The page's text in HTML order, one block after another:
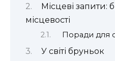
Місцеві запити:
місцевості
Поради для
У світі бруньок